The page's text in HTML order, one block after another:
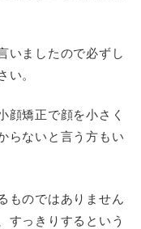
いましたので必ずし
。
顔矯正で顔を小さく
らないと言う方もい
ものではありません
すっきりするという